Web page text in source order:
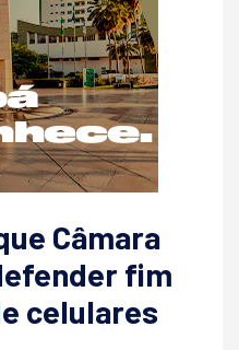
Câmara
fim
celulares